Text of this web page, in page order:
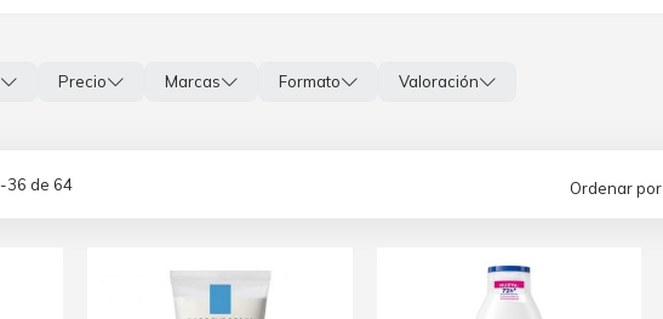
Precio Marcas Formato Valoración
-36 de 64 Ordenar por